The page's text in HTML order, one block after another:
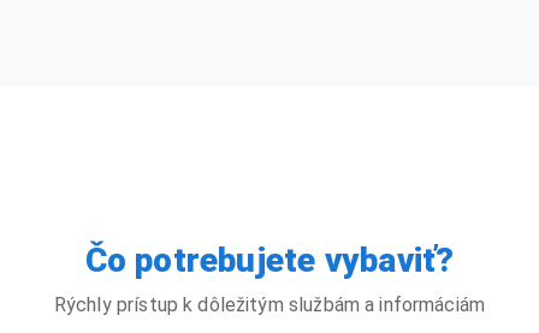
Čo potrebujete vybaviť?
Rýchly prístup k dôležitým službám a informáciám